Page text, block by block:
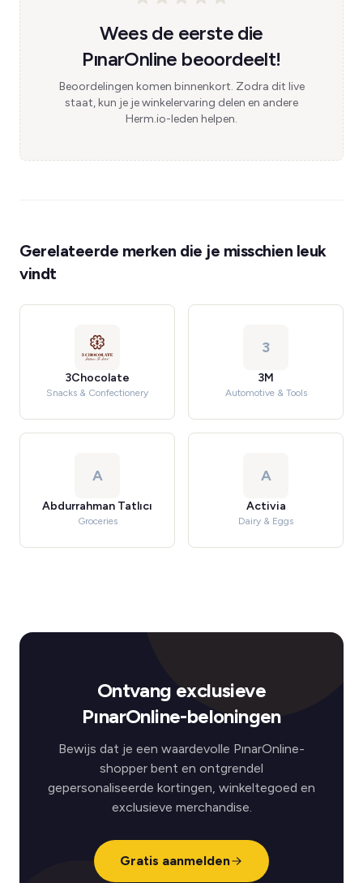
Wees de eerste die
PınarOnline beoordeelt!
Beoordelingen komen binnenkort. Zodra dit live
staat, kun je je winkelervaring delen en andere
Herm.io-leden helpen.
Gerelateerde merken die je misschien leuk
vindt
3Chocolate
Snacks & Confectionery
3
3M
Automotive & Tools
A
Abdurrahman Tatlıcı
Groceries
A
Activia
Dairy & Eggs
Ontvang exclusieve
PınarOnline-beloningen
Bewijs dat je een waardevolle PınarOnline-
shopper bent en ontgrendel
gepersonaliseerde kortingen, winkeltegoed en
exclusieve merchandise.
Gratis aanmelden